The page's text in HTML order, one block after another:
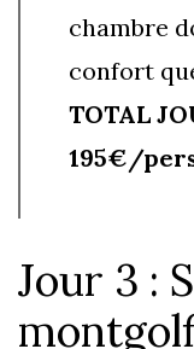
chambre
confort
TOTAL
195€/
Jour 3 :